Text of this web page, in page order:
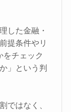
した金融・
提条件やリ
をチェック
」という判
ではなく、